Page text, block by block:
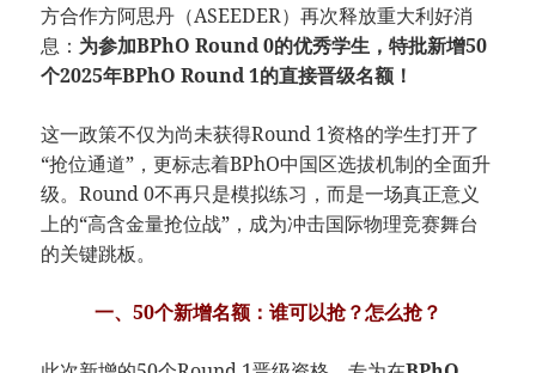
方合作方阿思丹（ASEEDER）再次释放重大利好消
息： 为参加BPhO Round 0的优秀学生，特批新增50
个2025年BPhO Round 1的直接晋级名额！
这一政策不仅为尚未获得Round 1资格的学生打开了
“抢位通道”，更标志着BPhO中国区选拔机制的全面升
级。Round 0不再只是模拟练习，而是一场真正意义
上的“高含金量抢位战”，成为冲击国际物理竞赛舞台
的关键跳板。
一、50个新增名额：谁可以抢？怎么抢？